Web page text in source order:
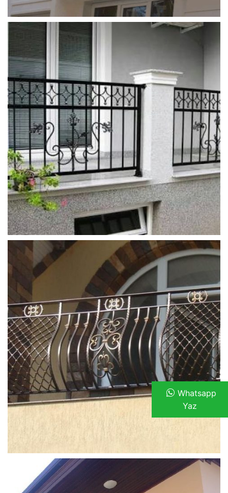
ferforje_balkon_korkulugu (11)
ferforje_balkon_korkulugu (12)
Whatsapp
Yaz